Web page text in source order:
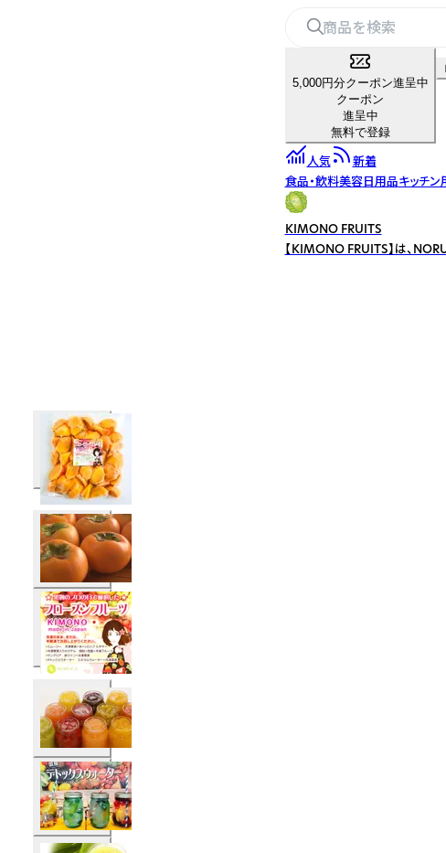
5,000円分クーポン進呈中
クーポン
進呈中
無料で登録
人気
新着
食品・飲料美容日用品キッチン
KIMONO FRUITS
【KIMONO FRUITS】は、